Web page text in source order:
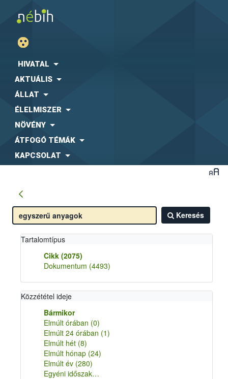
HIVATAL
AKTUÁLIS
ÁLLAT
ÉLELMISZER
NÖVÉNY
ÁTFOGÓ TÉMÁK
KAPCSOLAT
Keresés
Tartalomtípus
Cikk (2075)
Dokumentum (4493)
Közzététel ideje
Bármikor
Elmúlt órában (0)
Elmúlt 24 órában (1)
Elmúlt hét (8)
Elmúlt hónap (24)
Elmúlt év (280)
Egyéni időszak…